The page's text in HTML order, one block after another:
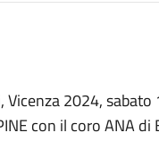
2024,
con il coro ANA